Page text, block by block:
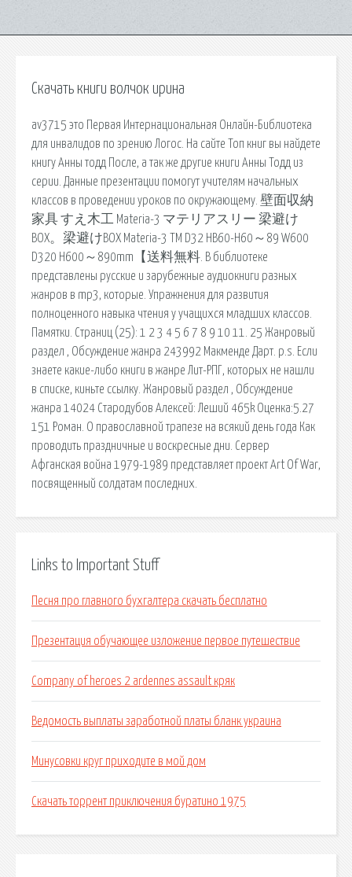
Скачать книги волчок ирина
av3715 это Первая Интернациональная Онлайн-Библиотека
для инвалидов по зрению Логос. На сайте Топ книг вы найдете
книгу Анны тодд После, а так же другие книги Анны Тодд из
серии. Данные презентации помогут учителям начальных
классов в проведении уроков по окружающему. 壁面収納
家具 すえ木工 Materia-3 マテリアスリー 梁避け
BOX。梁避けBOX Materia-3 TM D32 HB60-H60～89 W600
D320 H600～890mm【送料無料. В библиотеке
представлены русские и зарубежные аудиокниги разных
жанров в mp3, которые. Упражнения для развития
полноценного навыка чтения у учащихся младших классов.
Памятки. Страниц (25): 1 2 3 4 5 6 7 8 9 10 11. 25 Жанровый
раздел , Обсуждение жанра 243992 Макменде Дарт. p.s. Если
знаете какие-либо книги в жанре Лит-РПГ, которых не нашли
в списке, киньте ссылку. Жанровый раздел , Обсуждение
жанра 14024 Стародубов Алексей: Леший 465k Оценка:5.27
151 Роман. О православной трапезе на всякий день года Как
проводить праздничные и воскресные дни. Сервер
Афганская война 1979-1989 представляет проект Art Of War,
посвященный солдатам последних.
Links to Important Stuff
Песня про главного бухгалтера скачать бесплатно
Презентация обучающее изложение первое путешествие
Company of heroes 2 ardennes assault кряк
Ведомость выплаты заработной платы бланк украина
Минусовки круг приходите в мой дом
Скачать торрент приключения буратино 1975